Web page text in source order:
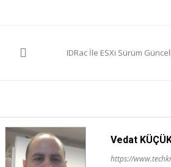
gezinmesiIDRac İle ESXi Sürüm
Vedat
https://